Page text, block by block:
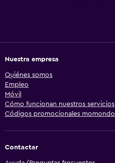
Nuestra empresa
Quiénes somos
Empleo
Móvil
Cómo funcionan nuestros servicios
Códigos promocionales momondo
Contactar